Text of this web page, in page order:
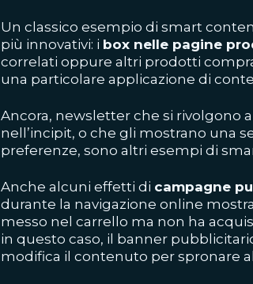
Un classico esempio di smart
più innovativi: i box nelle pagine
correlati oppure altri prodotti
una particolare applicazione di
Ancora, newsletter che si rivolgono
nell’incipit, o che gli mostrano una
preferenze, sono altri esempi di
Anche alcuni effetti di campagne
durante la navigazione online
messo nel carrello ma non ha
in questo caso, il banner
modifica il contenuto per spronare